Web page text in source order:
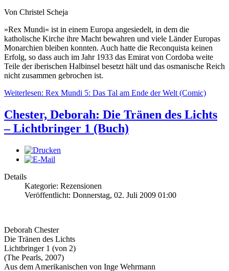
Von Christel Scheja
»Rex Mundi« ist in einem Europa angesiedelt, in dem die
katholische Kirche ihre Macht bewahren und viele Länder Europas
Monarchien bleiben konnten. Auch hatte die Reconquista keinen
Erfolg, so dass auch im Jahr 1933 das Emirat von Cordoba weite
Teile der iberischen Halbinsel besetzt hält und das osmanische Reich
nicht zusammen gebrochen ist.
Weiterlesen: Rex Mundi 5: Das Tal am Ende der Welt (Comic)
Chester, Deborah: Die Tränen des Lichts
– Lichtbringer 1 (Buch)
Details
Kategorie: Rezensionen
Veröffentlicht: Donnerstag, 02. Juli 2009 01:00
Deborah Chester
Die Tränen des Lichts
Lichtbringer 1 (von 2)
(The Pearls, 2007)
Aus dem Amerikanischen von Inge Wehrmann